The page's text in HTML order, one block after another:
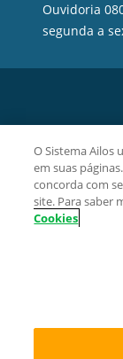
Ouvidoria
segunda a
Acredicoop
2026 Sistema
O Sistema Ailos
em suas
concorda com
site. Para saber
Cookies